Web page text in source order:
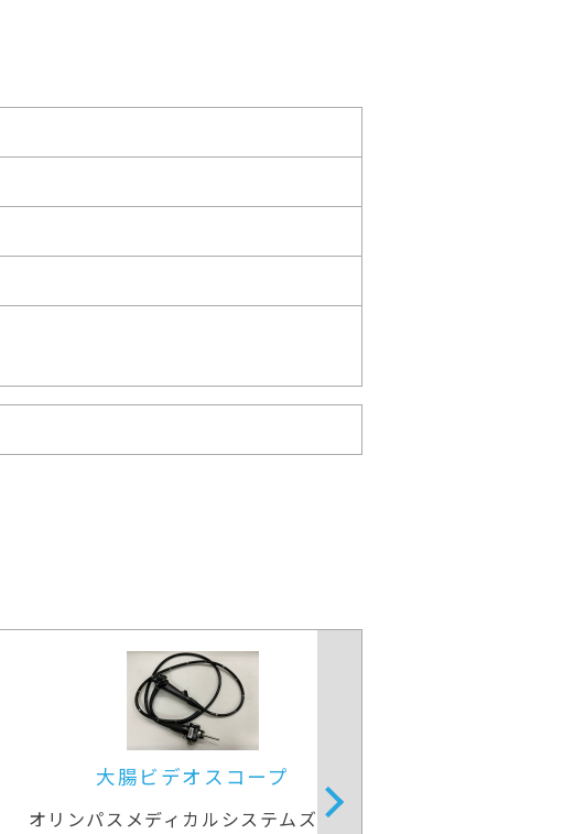
大腸ビデオスコープ
オリンパスメディカルシステムズ株式